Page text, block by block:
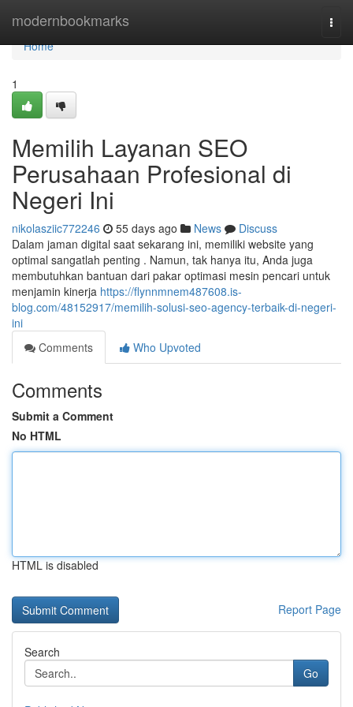
modernbookmarks
Home
Home
1
Memilih Layanan SEO
Perusahaan Profesional di
Negeri Ini
nikolasziic772246 55 days ago News
Discuss
Dalam jaman digital saat sekarang ini, memiliki website yang
optimal sangatlah penting . Namun, tak hanya itu, Anda juga
membutuhkan bantuan dari pakar optimasi mesin pencari untuk
menjamin kinerja https://flynnmnem487608.is-
blog.com/48152917/memilih-solusi-seo-agency-terbaik-di-negeri-
ini
Comments
Who Upvoted
Comments
Submit a Comment
No HTML
HTML is disabled
Report Page
Search
Go